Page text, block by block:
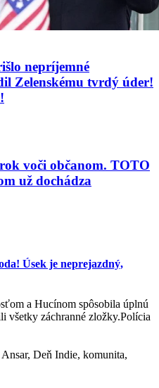
nepríjemné
Zelenskému tvrdý úder!
voči občanom. TOTO
už dochádza
Úsek je neprejazdný,
a Hucínom spôsobila úplnú
všetky záchranné zložky.Polícia
Ansar, Deň Indie, komunita,